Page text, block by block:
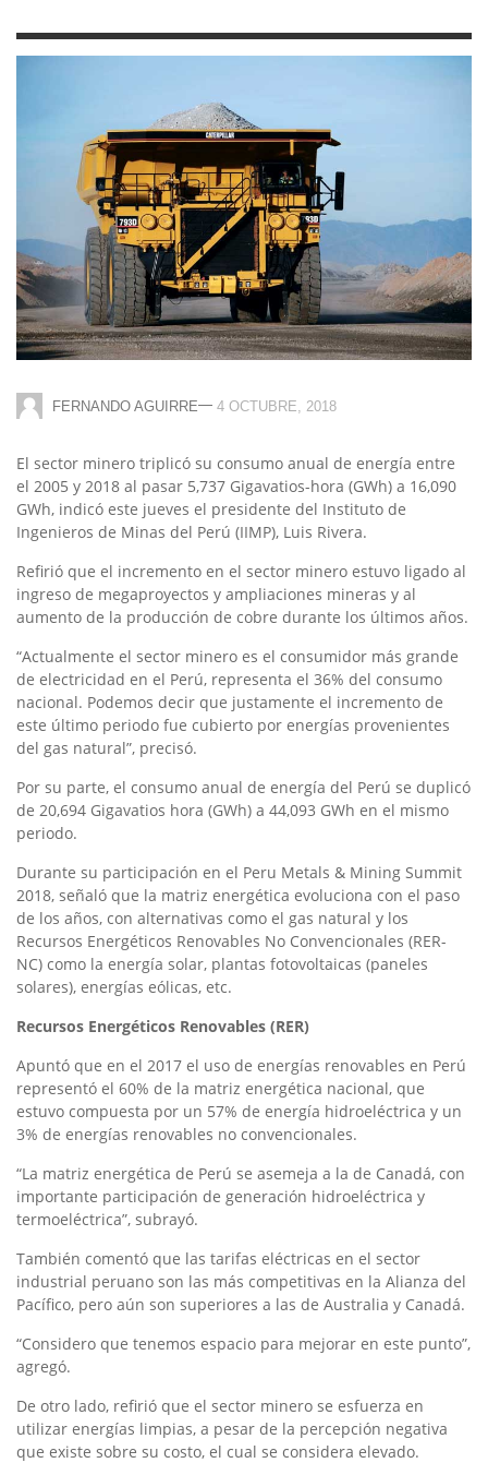
FERNANDO AGUIRRE— 4 OCTUBRE, 2018
El sector minero triplicó su consumo anual de energía entre
el 2005 y 2018 al pasar 5,737 Gigavatios-hora (GWh) a 16,090
GWh, indicó este jueves el presidente del Instituto de
Ingenieros de Minas del Perú (IIMP), Luis Rivera.
Refirió que el incremento en el sector minero estuvo ligado al
ingreso de megaproyectos y ampliaciones mineras y al
aumento de la producción de cobre durante los últimos años.
“Actualmente el sector minero es el consumidor más grande
de electricidad en el Perú, representa el 36% del consumo
nacional. Podemos decir que justamente el incremento de
este último periodo fue cubierto por energías provenientes
del gas natural”, precisó.
Por su parte, el consumo anual de energía del Perú se duplicó
de 20,694 Gigavatios hora (GWh) a 44,093 GWh en el mismo
periodo.
Durante su participación en el Peru Metals & Mining Summit
2018, señaló que la matriz energética evoluciona con el paso
de los años, con alternativas como el gas natural y los
Recursos Energéticos Renovables No Convencionales (RER-
NC) como la energía solar, plantas fotovoltaicas (paneles
solares), energías eólicas, etc.
Recursos Energéticos Renovables (RER)
Apuntó que en el 2017 el uso de energías renovables en Perú
representó el 60% de la matriz energética nacional, que
estuvo compuesta por un 57% de energía hidroeléctrica y un
3% de energías renovables no convencionales.
“La matriz energética de Perú se asemeja a la de Canadá, con
importante participación de generación hidroeléctrica y
termoeléctrica”, subrayó.
También comentó que las tarifas eléctricas en el sector
industrial peruano son las más competitivas en la Alianza del
Pacífico, pero aún son superiores a las de Australia y Canadá.
“Considero que tenemos espacio para mejorar en este punto”,
agregó.
De otro lado, refirió que el sector minero se esfuerza en
utilizar energías limpias, a pesar de la percepción negativa
que existe sobre su costo, el cual se considera elevado.